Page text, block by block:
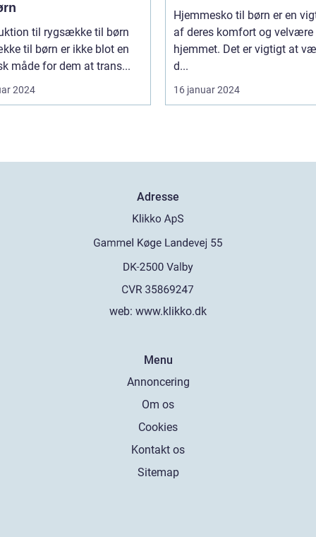
til rygsække til børn
til børn er ikke blot en
måde for dem at trans...
2024
Hjemmesko til børn er en
af deres komfort og velvære
hjemmet. Det er vigtigt at
d...
16 januar 2024
Adresse
web: www.klikko.dk
Menu
Annoncering
Om os
Cookies
Kontakt os
Sitemap